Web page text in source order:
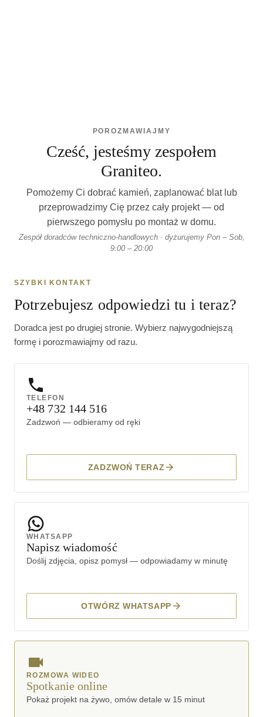
POROZMAWIAJMY
Cześć, jesteśmy zespołem
Graniteo.
Pomożemy Ci dobrać kamień, zaplanować blat lub
przeprowadzimy Cię przez cały projekt — od
pierwszego pomysłu po montaż w domu.
Zespół doradców techniczno-handlowych · dyżurujemy Pon – Sob,
9:00 – 20:00
SZYBKI KONTAKT
Potrzebujesz odpowiedzi tu i teraz?
Doradca jest po drugiej stronie. Wybierz najwygodniejszą
formę i porozmawiajmy od razu.
TELEFON
+48 732 144 516
Zadzwoń — odbieramy od ręki
ZADZWOŃ TERAZ
WHATSAPP
Napisz wiadomość
Doślij zdjęcia, opisz pomysł — odpowiadamy w minutę
OTWÓRZ WHATSAPP
ROZMOWA WIDEO
Spotkanie online
Pokaż projekt na żywo, omów detale w 15 minut